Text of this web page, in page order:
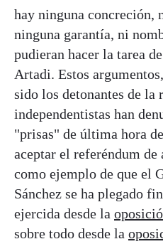
hay ninguna concreción,
ninguna garantía, ni
pudieran hacer la tarea
Artadi. Estos
sido los detonantes de la
independentistas han
"prisas" de última hora
aceptar el referéndum
como ejemplo de que el
Sánchez se ha plegado
ejercida desde la
sobre todo desde la